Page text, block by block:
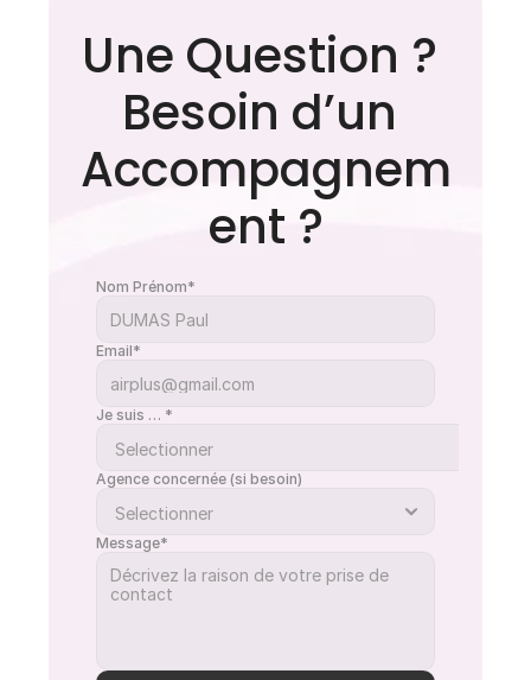
idées reçues qui retardent
le diagnostic
Une Question ?
Besoin d’un
Accompagnem
ent ?
Nom Prénom*
Email*
Je suis … *
Agence concernée (si besoin)
Message*